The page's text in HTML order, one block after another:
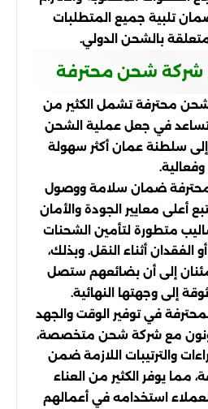
تلبية جميع المتطلبات
بالشحن الدولي.
شركة شحن محترفة
شحن محترفة تشمل الكثير من
تساعد في جعل عملية الشحن
إلى سلطنة عمان أكثر سهولة
وفعالية.
المحترفة ضمان سلامة ووصول
أعلى معايير الجودة والأمان
متطورة لتأمين الشحنات
الفقدان أثناء النقل. وبذلك،
إلى أن بضائعهم ستصل
إلى وجهتها النهائية.
في توفير الوقت والجهد
مع شركة شحن متخصصة،
والترتيبات اللازمة ضمن
مما يوفر الكثير من العناء
استخدامه في أعمالهم